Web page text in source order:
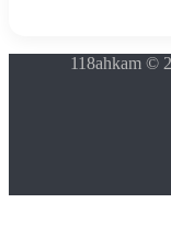
118ahkam